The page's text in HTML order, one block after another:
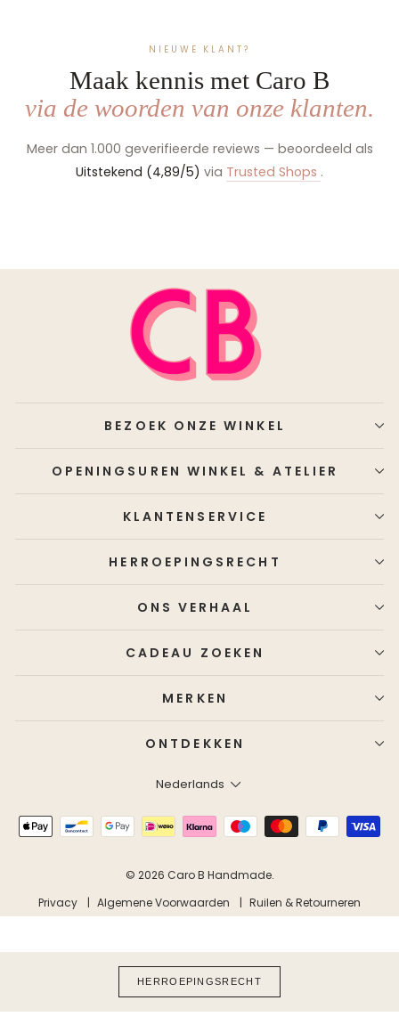
NIEUWE KLANT?
Maak kennis met Caro B
via de woorden van onze klanten.
Meer dan 1.000 geverifieerde reviews — beoordeeld als
Uitstekend (4,89/5) via Trusted Shops .
BEZOEK ONZE WINKEL
OPENINGSUREN WINKEL & ATELIER
KLANTENSERVICE
HERROEPINGSRECHT
ONS VERHAAL
CADEAU ZOEKEN
MERKEN
ONTDEKKEN
Taal
Nederlands
© 2026 Caro B Handmade.
Privacy
Algemene Voorwaarden Ruilen & Retourneren
HERROEPINGSRECHT